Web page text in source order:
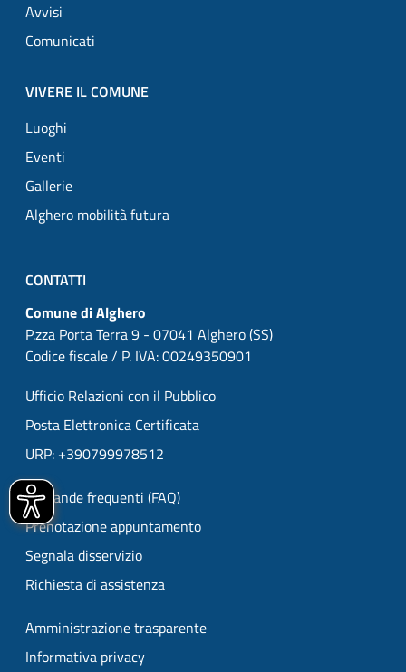
Avvisi
Comunicati
VIVERE IL COMUNE
Luoghi
Eventi
Gallerie
Alghero mobilità futura
CONTATTI
Comune di Alghero
P.zza Porta Terra 9 - 07041 Alghero (SS)
Codice fiscale / P. IVA: 00249350901
Ufficio Relazioni con il Pubblico
Posta Elettronica Certificata
URP: +390799978512
Domande frequenti (FAQ)
Prenotazione appuntamento
Segnala disservizio
Richiesta di assistenza
Amministrazione trasparente
Informativa privacy